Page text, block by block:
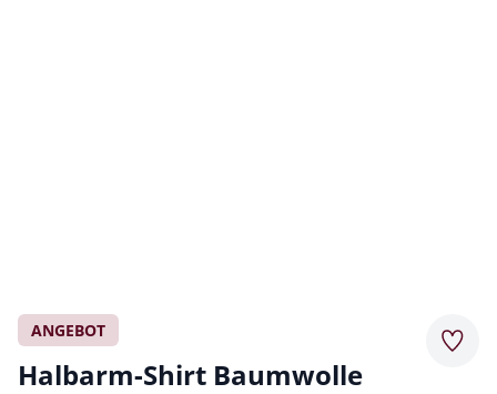
ANGEBOT
Halbarm-Shirt Baumwolle